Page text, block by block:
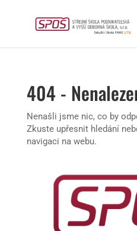
404 -
Nenašli jsme nic, co by
Zkuste upřesnit hledání
navigaci na webu.